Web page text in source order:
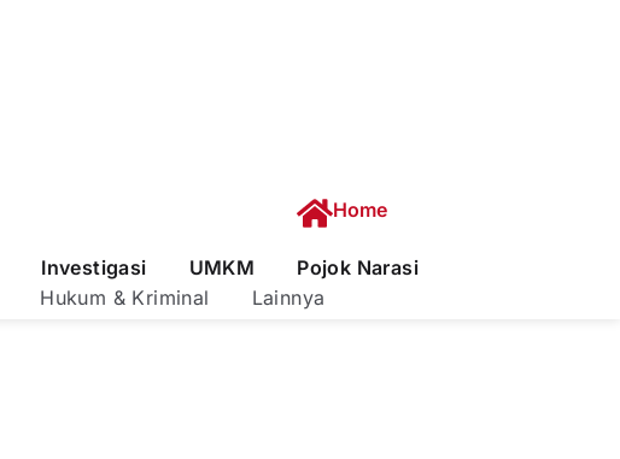
Home
Investigasi UMKM
Pojok Narasi
Hukum & Kriminal Lainnya